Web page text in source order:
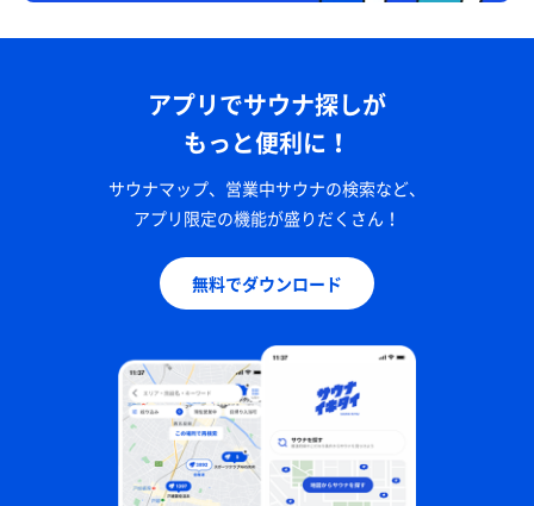
アプリでサウナ探しが
もっと便利に！
サウナマップ、営業中サウナの検索など、
アプリ限定の機能が盛りだくさん！
無料でダウンロード